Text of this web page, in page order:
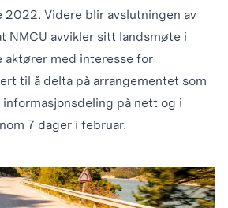
2022. Videre blir avslutningen av
NMCU avvikler sitt landsmøte i
aktører med interesse for
til å delta på arrangementet som
på nett og i
7 dager i februar.